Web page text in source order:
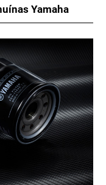
Yamaha